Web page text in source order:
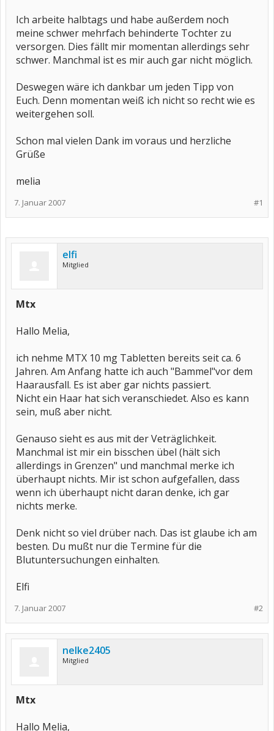
Ich arbeite halbtags und habe außerdem noch
meine schwer mehrfach behinderte Tochter zu
versorgen. Dies fällt mir momentan allerdings sehr
schwer. Manchmal ist es mir auch gar nicht möglich.
Deswegen wäre ich dankbar um jeden Tipp von
Euch. Denn momentan weiß ich nicht so recht wie es
weitergehen soll.
Schon mal vielen Dank im voraus und herzliche
Grüße
melia
#1
7. Januar 2007
elfi
Mitglied
Mtx
Hallo Melia,
ich nehme MTX 10 mg Tabletten bereits seit ca. 6
Jahren. Am Anfang hatte ich auch "Bammel"vor dem
Haarausfall. Es ist aber gar nichts passiert.
Nicht ein Haar hat sich veranschiedet. Also es kann
sein, muß aber nicht.
Genauso sieht es aus mit der Veträglichkeit.
Manchmal ist mir ein bisschen übel (hält sich
allerdings in Grenzen" und manchmal merke ich
überhaupt nichts. Mir ist schon aufgefallen, dass
wenn ich überhaupt nicht daran denke, ich gar
nichts merke.
Denk nicht so viel drüber nach. Das ist glaube ich am
besten. Du mußt nur die Termine für die
Blutuntersuchungen einhalten.
Elfi
#2
7. Januar 2007
nelke2405
Mitglied
Mtx
Hallo Melia,